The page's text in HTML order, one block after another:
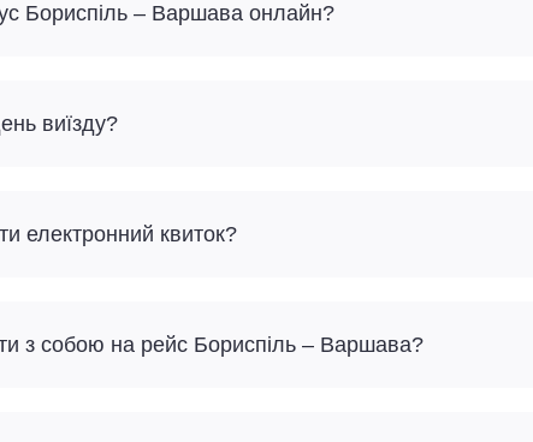
Бориспіль – Варшава онлайн?
виїзду?
електронний квиток?
з собою на рейс Бориспіль – Варшава?